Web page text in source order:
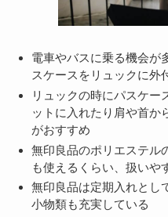
電車やバスに乗る機会が
スケースをリュックに外
リュックの時にパスケー
ットに入れたり肩や首か
がおすすめ
無印良品のポリエステル
も使えるくらい、扱いや
無印良品は定期入れとし
小物類も充実している